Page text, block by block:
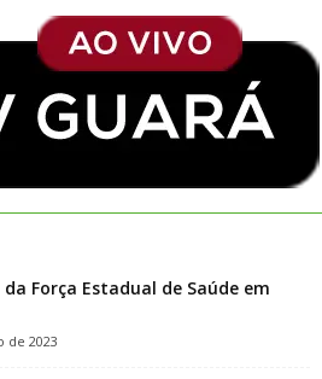
Força Estadual de Saúde em
de 2023